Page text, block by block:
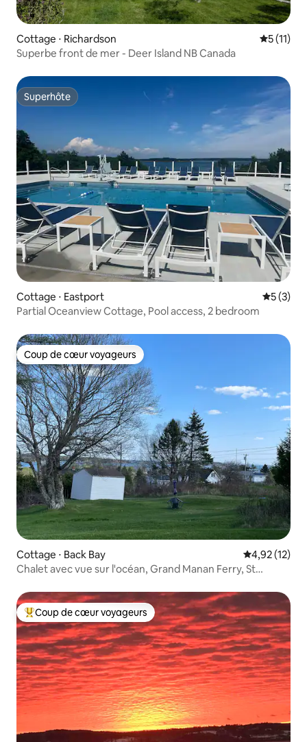
Cottage ⋅ Richardson
5 (11)
Superbe front de mer - Deer Island NB Canada
Superhôte
Superhôte
Cottage ⋅ Eastport
5 (3)
Partial Oceanview Cottage, Pool access, 2 bedroom
Coup de cœur voyageurs
Coup de cœur voyageurs
Cottage ⋅ Back Bay Évaluation
4,92 (12)
Chalet avec vue sur l'océan, Grand Manan Ferry, St
Coups de cœur voyageurs les plus appréciés
Coup de cœur voyageurs